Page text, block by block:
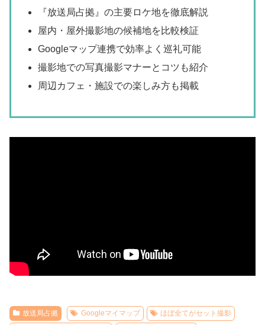
『放送局占拠』の主要ロケ地を徹底解説
屋内・屋外撮影地の候補地を比較検証
Googleマップ連携で効率よく巡礼可能
撮影地での写真撮影マナーとコツも紹介
周辺カフェ・施設での楽しみ方も掲載
放送局占拠 Googleマイマップ
ほぼ全てがセット撮影